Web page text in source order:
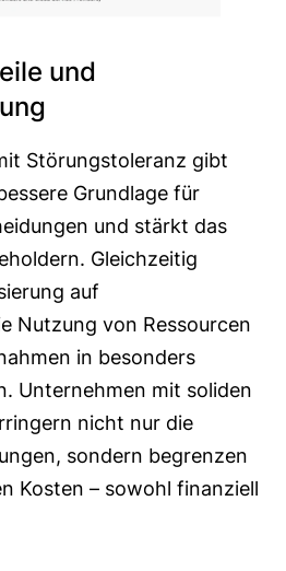
und
Störungstoleranz gibt
Grundlage für
und stärkt das
Gleichzeitig
auf
Nutzung von Ressourcen
in besonders
Unternehmen mit soliden
nicht nur die
sondern begrenzen
Kosten – sowohl finanziell